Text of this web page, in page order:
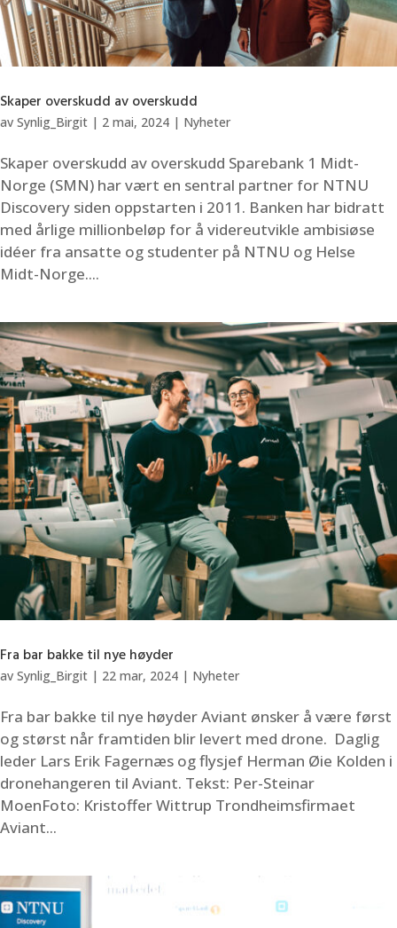
Skaper overskudd av overskudd
av Synlig_Birgit | 2 mai, 2024 | Nyheter
Skaper overskudd av overskudd Sparebank 1 Midt-
Norge (SMN) har vært en sentral partner for NTNU
Discovery siden oppstarten i 2011. Banken har bidratt
med årlige millionbeløp for å videreutvikle ambisiøse
idéer fra ansatte og studenter på NTNU og Helse
Midt-Norge....
Fra bar bakke til nye høyder
av Synlig_Birgit | 22 mar, 2024 | Nyheter
Fra bar bakke til nye høyder Aviant ønsker å være først
og størst når framtiden blir levert med drone. Daglig
leder Lars Erik Fagernæs og flysjef Herman Øie Kolden i
dronehangeren til Aviant. Tekst: Per-Steinar
MoenFoto: Kristoffer Wittrup Trondheimsfirmaet
Aviant...